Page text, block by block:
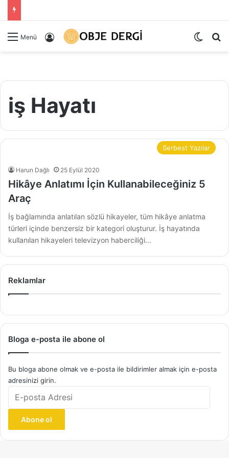
Menü Kayıt Ol Dış
iş Hayatı
Serbest Yazılar
Harun Dağlı 25 Eylül 2020
Hikâye Anlatımı İçin Kullanabileceğiniz 5
Araç
İş bağlamında anlatılan sözlü hikayeler, tüm hikâye anlatma
türleri içinde benzersiz bir kategori oluşturur. İş hayatında
kullanılan hikayeleri televizyon haberciliği…
Reklamlar
Bloga e-posta ile abone ol
Bu bloga abone olmak ve e-posta ile bildirimler almak için e-posta
adresinizi girin.
posta
Abone ol